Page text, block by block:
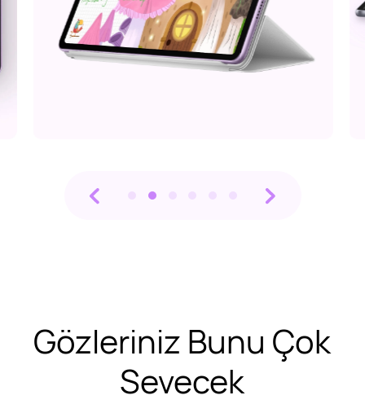
Gözleriniz Bunu Çok
Sevecek